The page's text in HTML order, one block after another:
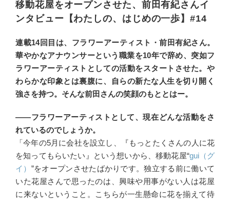
移動花屋をオープンさせた、前田有紀さんイ
ンタビュー【わたしの、はじめの一歩】#14
連載14回目は、フラワーアーティスト・前田有紀さん。
華やかなアナウンサーという職業を10年で辞め、突如フ
ラワーアーティストとしての活動をスタートさせた。や
わらかな印象とは裏腹に、自らの新たな人生を切り開く
強さを持つ。そんな前田さんの笑顔のもととはー。
――フラワーアーティストとして、現在どんな活動をさ
れているのでしょうか。
「今年の5月に会社を設立し、『もっとたくさんの人に花
を知ってもらいたい』という想いから、移動花屋“gui（グ
イ） ”をオープンさせたばかりです。独立する前に働いて
いた花屋さんで思ったのは、興味や用事がない人は花屋
に来ないということ。こちらが一生懸命に花を揃えて待